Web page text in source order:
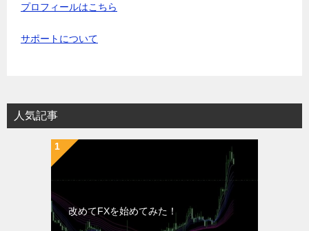
プロフィールはこちら
サポートについて
人気記事
改めてFXを始めてみた！